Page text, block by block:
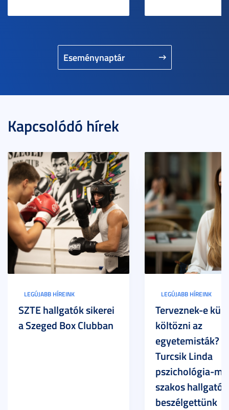
Eseménynaptár
Kapcsolódó hírek
LEGÚJABB HÍREINK
SZTE hallgatók sikerei
a Szeged Box Clubban
LEGÚJABB HÍREINK
Terveznek-e
költözni az
egyetemisták? –
Turcsik Linda
pszichológia-
szakos
beszélgettünk